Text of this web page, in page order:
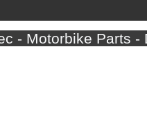
- Motorbike Parts -